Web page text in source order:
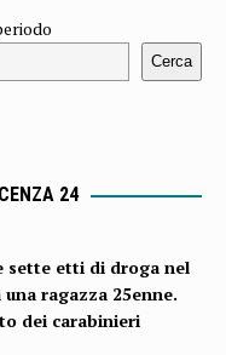
Cerca
24
sette etti di droga nel
ragazza 25enne.
dei carabinieri